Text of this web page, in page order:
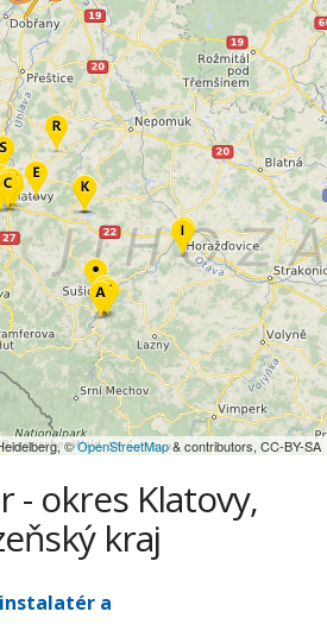
©OpenStreetMap& contributors, CC-BY-SA
- okres Klatovy,
kraj
a